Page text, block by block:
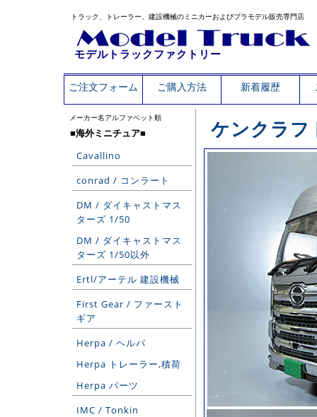
トラック、トレーラー、建設機械のミニカーおよびプラモデル販売専門店
モデルトラックファクトリー
ご注文フォーム ご購入方法 新着履歴
メーカー名アルファベット順
■海外ミニチュア■
Cavallino
conrad / コンラート
DM / ダイキャストマス
ターズ 1/50
DM / ダイキャストマス
ターズ 1/50以外
Ertl/アーテル 建設機械
First Gear / ファースト
ギア
Herpa / ヘルパ
Herpa トレーラー,積荷
Herpa パーツ
IMC / Tonkin
ケンクラフ